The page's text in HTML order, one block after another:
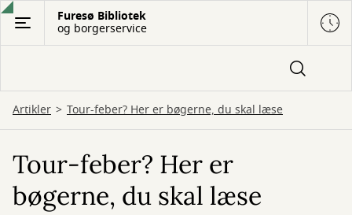
Gå
hovedindhold
Furesø Bibliotek
og borgerservice
Artikler Tour-feber? Her er bøgerne, du skal læse
Tour-feber? Her er
bøgerne, du skal læse